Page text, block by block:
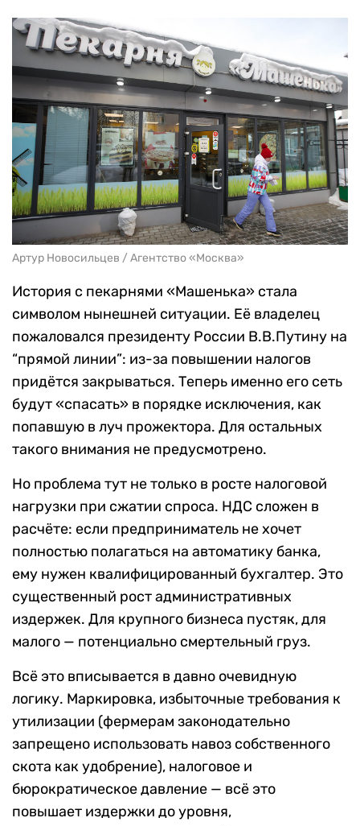
Артур Новосильцев / Агентство «Москва»
История с пекарнями «Машенька» стала
символом нынешней ситуации. Её владелец
пожаловался президенту России В.В.Путину на
“прямой линии”: из-за повышении налогов
придётся закрываться. Теперь именно его сеть
будут «спасать» в порядке исключения, как
попавшую в луч прожектора. Для остальных
такого внимания не предусмотрено.
Но проблема тут не только в росте налоговой
нагрузки при сжатии спроса. НДС сложен в
расчёте: если предприниматель не хочет
полностью полагаться на автоматику банка,
ему нужен квалифицированный бухгалтер. Это
существенный рост административных
издержек. Для крупного бизнеса пустяк, для
малого — потенциально смертельный груз.
Всё это вписывается в давно очевидную
логику. Маркировка, избыточные требования к
утилизации (фермерам законодательно
запрещено использовать навоз собственного
скота как удобрение), налоговое и
бюрократическое давление — всё это
повышает издержки до уровня,